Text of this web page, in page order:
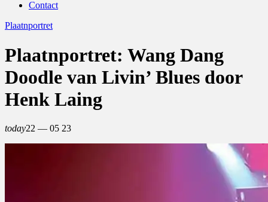
Contact
Plaatnportret
Plaatnportret: Wang Dang
Doodle van Livin’ Blues door
Henk Laing
today22 — 05 23